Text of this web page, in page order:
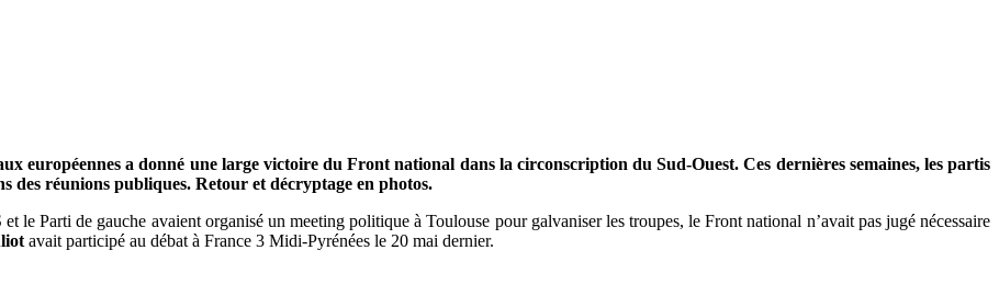
européennes a donné une large victoire du Front national dans la circonscription du Sud-Ouest. Ces dernières semaines, les partis
des réunions publiques. Retour et décryptage en photos.
le Parti de gauche avaient organisé un meeting politique à Toulouse pour galvaniser les troupes, le Front national n’avait pas jugé nécessaire
avait participé au débat à France 3 Midi-Pyrénées le 20 mai dernier.